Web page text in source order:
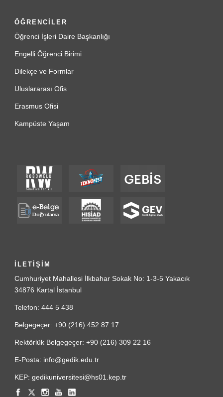
ÖĞRENCİLER
Öğrenci İşleri Daire Başkanlığı
Engelli Öğrenci Birimi
Dilekçe ve Formlar
Uluslararası Ofis
Erasmus Ofisi
Kampüste Yaşam
İLETİŞİM
Cumhuriyet Mahallesi İlkbahar Sokak No: 1-3-5 Yakacık
34876 Kartal İstanbul
Telefon: 444 5 438
Belgegeçer: +90 (216) 452 87 17
Rektörlük Belgegeçer: +90 (216) 309 22 16
E-Posta: info@gedik.edu.tr
KEP: gedikuniversitesi@hs01.kep.tr